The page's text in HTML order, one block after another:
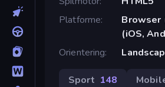
Platforme
Browser
(iOS,
Orientering
Sport 148